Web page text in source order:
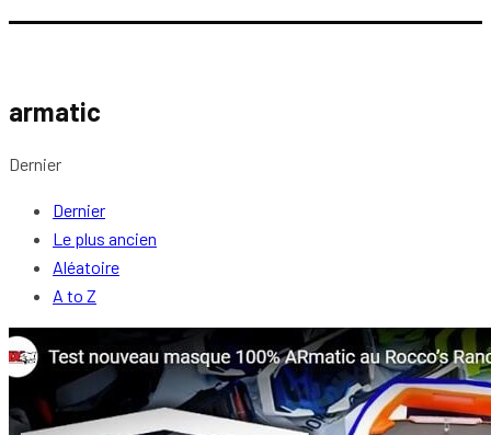
armatic
Dernier
Dernier
Le plus ancien
Aléatoire
A to Z